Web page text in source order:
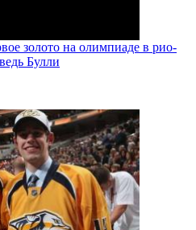
золото на олимпиаде в рио-
Булли